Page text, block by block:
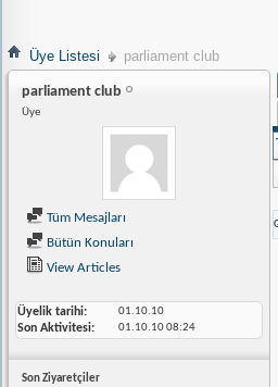
Üye Listesi parliament club
parliament club
Üye
Tüm Mesajları
Bütün Konuları
View Articles
Üyelik tarihi 01.10.10
Son Aktivitesi 01.10.1008:24
Son Ziyaretçiler